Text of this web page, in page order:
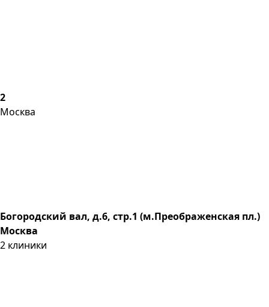
2
Москва
Богородский вал, д.6, стр.1 (м.Преображенская пл.)
Москва
2 клиники